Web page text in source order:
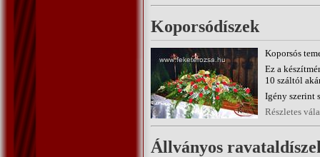
Koporsódíszek
Koporsós
Ez a
10 száltól
Igény szerint
Részletes
Állványos